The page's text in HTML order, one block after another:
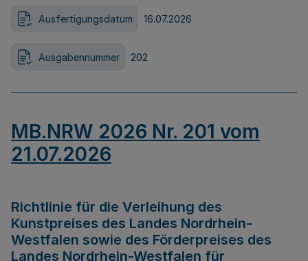
Ausfertigungsdatum 16.07.2026
Ausgabennummer 202
MB.NRW 2026 Nr. 201 vom
21.07.2026
Richtlinie für die Verleihung des
Kunstpreises des Landes Nordrhein-
Westfalen sowie des Förderpreises des
Landes Nordrhein-Westfalen für